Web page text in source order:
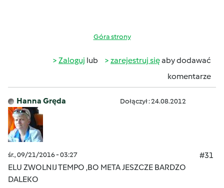
Góra strony
Zaloguj lub zarejestruj sięaby dodawać
komentarze
Hanna Gręda Dołączył : 24.08.2012
śr., 09/21/2016 - 03:27
#31
ELU ZWOLNIJ TEMPO ,BO META JESZCZE BARDZO
DALEKO